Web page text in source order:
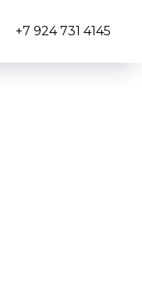
+7 924 731 4145